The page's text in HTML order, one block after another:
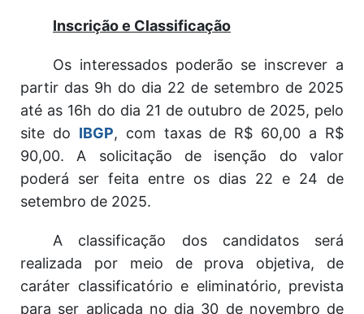
Inscrição e Classificação
Os interessados poderão se inscrever a
partir das 9h do dia 22 de setembro de 2025
até as 16h do dia 21 de outubro de 2025, pelo
site do IBGP, com taxas de R$ 60,00 a R$
90,00. A solicitação de isenção do valor
poderá ser feita entre os dias 22 e 24 de
setembro de 2025.
A classificação dos candidatos será
realizada por meio de prova objetiva, de
caráter classificatório e eliminatório, prevista
para ser aplicada no dia 30 de novembro de